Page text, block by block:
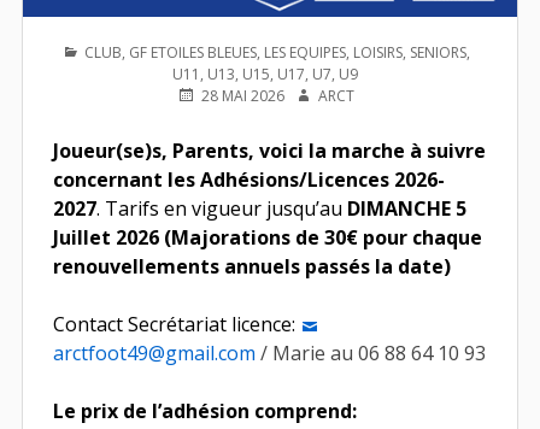
PUBLIÉ
CLUB, GF ETOILES BLEUES, LES EQUIPES, LOISIRS, SENIORS,
U11 , U13, U15, U17, U7, U9
PUBLIÉ28 MAI 2026 AUTEUR
ARCT
Joueur(se)s, Parents, voici la marche à suivre
concernant les Adhésions/Licences 2026-
2027. Tarifs en vigueur jusqu’au DIMANCHE 5
Juillet 2026 (Majorations de 30€ pour chaque
renouvellements annuels passés la date)
Contact Secrétariat licence:
arctfoot49@gmail.com / Marie au 06 88 64 10 93
Le prix de l’adhésion comprend: